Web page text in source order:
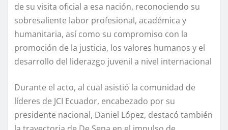
de su visita oficial a esa nación, reconociendo su
sobresaliente labor profesional, académica y
humanitaria, así como su compromiso con la
promoción de la justicia, los valores humanos y el
desarrollo del liderazgo juvenil a nivel internacional
Durante el acto, al cual asistió la comunidad de
líderes de JCI Ecuador, encabezado por su
presidente nacional, Daniel López, destacó también